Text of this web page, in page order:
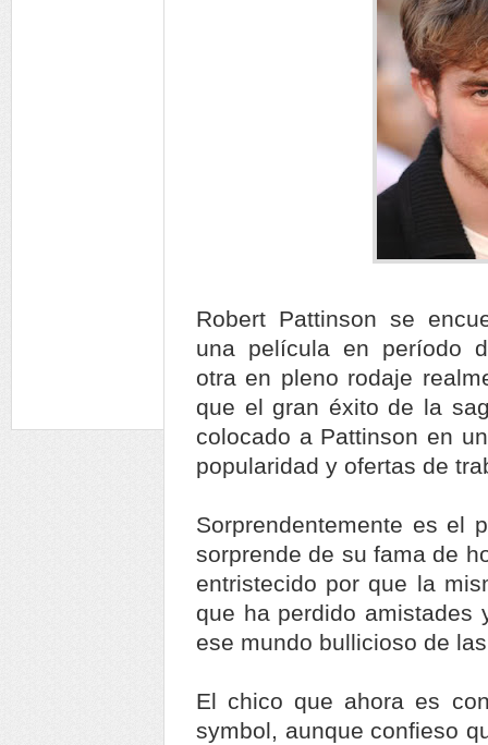
Robert Pattinson se
una película en período
otra en pleno rodaje
que el gran éxito de la
colocado a Pattinson en
popularidad y ofertas de
Sorprendentemente es el
sorprende de su fama de
entristecido por que la
que ha perdido amistades
ese mundo bullicioso de
El chico que ahora es
symbol, aunque confieso